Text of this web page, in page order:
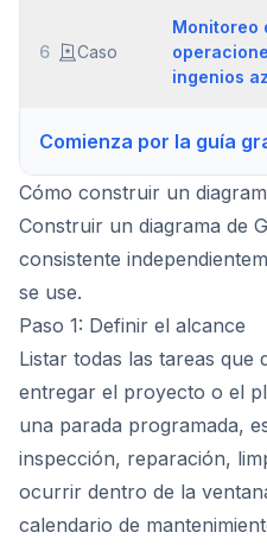
6 Caso
Monitoreo
ingenios
Comienza por la guía
Cómo construir un
Construir un diagrama de
consistente
se use.
Paso 1: Definir el alcance
Listar todas las tareas que
entregar el proyecto o el
una parada programada,
inspección, reparación,
ocurrir dentro de la
calendario de